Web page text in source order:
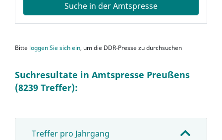
Suche in der Amtspresse
Bitte loggen Sie sich ein, um die DDR-Presse zu durchsuchen
Suchresultate in Amtspresse Preußens
(8239 Treffer):
Treffer pro Jahrgang